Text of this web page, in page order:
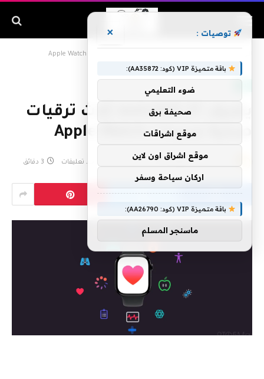
يضيف watchOS 27 ثلاث ترقيات
صحية جديدة لـ Apple Watch
eshraag 6 يوليو، 2026 لا توجد تعليقات 3 دقائق
توصيات : ×
باقة متميزة VIP (كود: AA35872):
ضوء التعليمي
صحيفة برق
موقع اشراقات
موقع اشراق اون لاين
اركان سياحة وسفر
باقة متميزة VIP (كود: AA26790):
ماسنجر المسلم